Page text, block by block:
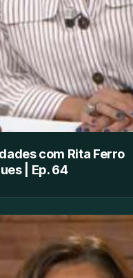
com Rita Ferro
| Ep. 64